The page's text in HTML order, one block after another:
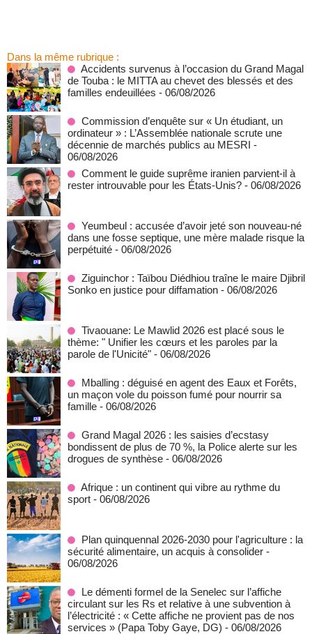
Dans la même rubrique :
Accidents survenus à l’occasion du Grand Magal
de Touba : le MITTA au chevet des blessés et des
familles endeuillées - 06/08/2026
Commission d’enquête sur « Un étudiant, un
ordinateur » : L’Assemblée nationale scrute une
décennie de marchés publics au MESRI -
06/08/2026
Comment le guide suprême iranien parvient-il à
rester introuvable pour les États-Unis? - 06/08/2026
Yeumbeul : accusée d’avoir jeté son nouveau-né
dans une fosse septique, une mère malade risque la
perpétuité - 06/08/2026
Ziguinchor : Taïbou Diédhiou traîne le maire Djibril
Sonko en justice pour diffamation - 06/08/2026
Tivaouane: Le Mawlid 2026 est placé sous le
thème: " Unifier les cœurs et les paroles par la
parole de l'Unicité" - 06/08/2026
Mballing : déguisé en agent des Eaux et Forêts,
un maçon vole du poisson fumé pour nourrir sa
famille - 06/08/2026
Grand Magal 2026 : les saisies d’ecstasy
bondissent de plus de 70 %, la Police alerte sur les
drogues de synthèse - 06/08/2026
Afrique : un continent qui vibre au rythme du
sport - 06/08/2026
Plan quinquennal 2026-2030 pour l'agriculture : la
sécurité alimentaire, un acquis à consolider -
06/08/2026
Le démenti formel de la Senelec sur l’affiche
circulant sur les Rs et relative à une subvention à
l’électricité : « Cette affiche ne provient pas de nos
services » (Papa Toby Gaye, DG) - 06/08/2026